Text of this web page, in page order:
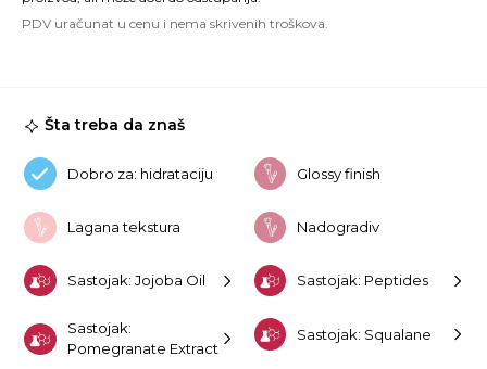
Šta treba da znaš
Dobro za: hidrataciju Glossy finish
Lagana tekstura Nadogradiv
Sastojak: Jojoba Oil Sastojak: Peptides
Sastojak:
Pomegranate Extract
Sastojak: Squalane